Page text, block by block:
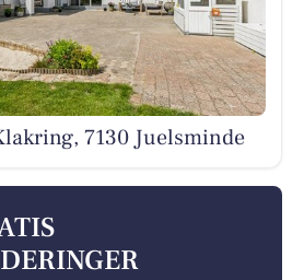
7130 Juelsminde